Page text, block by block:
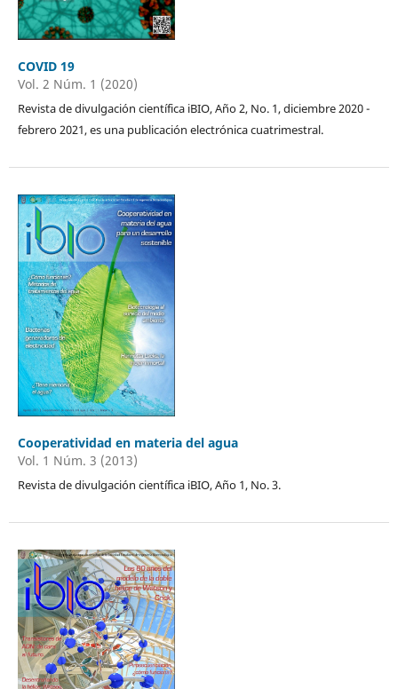
COVID 19
Vol. 2 Núm. 1 (2020)
Revista de divulgación científica iBIO, Año 2, No. 1, diciembre 2020 -
febrero 2021, es una publicación electrónica cuatrimestral.
Cooperatividad en materia del agua
Vol. 1 Núm. 3 (2013)
Revista de divulgación científica iBIO, Año 1, No. 3.